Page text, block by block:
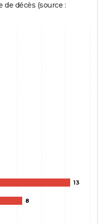
décès (source :
13
8